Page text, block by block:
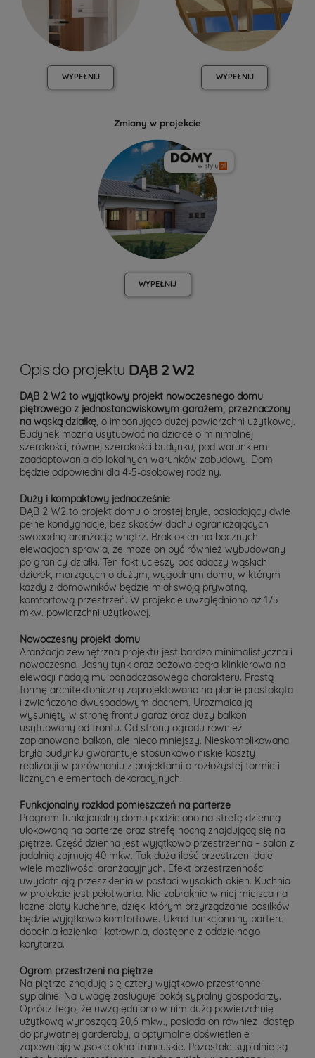
WYPEŁNIJ WYPEŁNIJ
Zmiany w projekcie
WYPEŁNIJ
Opis do projektu DĄB 2 W2
DĄB 2 W2 to wyjątkowy projekt nowoczesnego domu
piętrowego z jednostanowiskowym garażem, przeznaczony
na wąską działkę, o imponująco dużej powierzchni użytkowej.
Budynek można usytuować na działce o minimalnej
szerokości, równej szerokości budynku, pod warunkiem
zaadaptowania do lokalnych warunków zabudowy. Dom
będzie odpowiedni dla 4-5-osobowej rodziny.
Duży i kompaktowy jednocześnie
DĄB 2 W2 to projekt domu o prostej bryle, posiadający dwie
pełne kondygnacje, bez skosów dachu ograniczających
swobodną aranżację wnętrz. Brak okien na bocznych
elewacjach sprawia, że może on być również wybudowany
po granicy działki. Ten fakt ucieszy posiadaczy wąskich
działek, marzących o dużym, wygodnym domu, w którym
każdy z domowników będzie miał swoją prywatną,
komfortową przestrzeń. W projekcie uwzględniono aż 175
mkw. powierzchni użytkowej.
Nowoczesny projekt domu
Aranżacja zewnętrzna projektu jest bardzo minimalistyczna i
nowoczesna. Jasny tynk oraz beżowa cegła klinkierowa na
elewacji nadają mu ponadczasowego charakteru. Prostą
formę architektoniczną zaprojektowano na planie prostokąta
i zwieńczono dwuspadowym dachem. Urozmaica ją
wysunięty w stronę frontu garaż oraz duży balkon
usytuowany od frontu. Od strony ogrodu również
zaplanowano balkon, ale nieco mniejszy. Nieskomplikowana
bryła budynku gwarantuje stosunkowo niskie koszty
realizacji w porównaniu z projektami o rozłożystej formie i
licznych elementach dekoracyjnych.
Funkcjonalny rozkład pomieszczeń na parterze
Program funkcjonalny domu podzielono na strefę dzienną
ulokowaną na parterze oraz strefę nocną znajdującą się na
piętrze. Część dzienna jest wyjątkowo przestrzenna – salon z
jadalnią zajmują 40 mkw. Tak duża ilość przestrzeni daje
wiele możliwości aranżacyjnych. Efekt przestrzenności
uwydatniają przeszklenia w postaci wysokich okien. Kuchnia
w projekcie jest półotwarta. Nie zabraknie w niej miejsca na
liczne blaty kuchenne, dzięki którym przyrządzanie posiłków
będzie wyjątkowo komfortowe. Układ funkcjonalny parteru
dopełnia łazienka i kotłownia, dostępne z oddzielnego
korytarza.
Ogrom przestrzeni na piętrze
Na piętrze znajdują się cztery wyjątkowo przestronne
sypialnie. Na uwagę zasługuje pokój sypialny gospodarzy.
Oprócz tego, że uwzględniono w nim dużą powierzchnię
użytkową wynoszącą 20,6 mkw., posiada on również dostęp
do prywatnej garderoby, a optymalne doświetlenie
zapewniają wysokie okna francuskie. Pozostałe sypialnie są